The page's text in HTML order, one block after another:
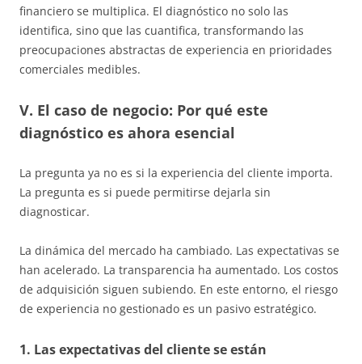
financiero se multiplica. El diagnóstico no solo las
identifica, sino que las cuantifica, transformando las
preocupaciones abstractas de experiencia en prioridades
comerciales medibles.
V. El caso de negocio: Por qué este
diagnóstico es ahora esencial
La pregunta ya no es si la experiencia del cliente importa.
La pregunta es si puede permitirse dejarla sin
diagnosticar.
La dinámica del mercado ha cambiado. Las expectativas se
han acelerado. La transparencia ha aumentado. Los costos
de adquisición siguen subiendo. En este entorno, el riesgo
de experiencia no gestionado es un pasivo estratégico.
1. Las expectativas del cliente se están